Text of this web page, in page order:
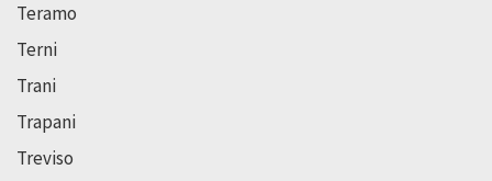
Teramo
Terni
Trani
Trapani
Treviso